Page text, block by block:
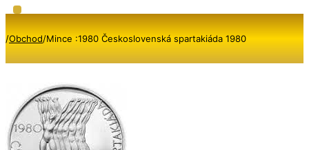
/Obchod/Mince :1980 Československá spartakiáda 1980